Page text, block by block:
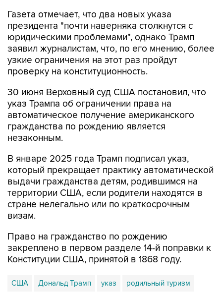
Газета отмечает, что два новых указа
президента "почти наверняка столкнутся с
юридическими проблемами", однако Трамп
заявил журналистам, что, по его мнению, более
узкие ограничения на этот раз пройдут
проверку на конституционность.
30 июня Верховный суд США постановил, что
указ Трампа об ограничении права на
автоматическое получение американского
гражданства по рождению является
незаконным.
В январе 2025 года Трамп подписал указ,
который прекращает практику автоматической
выдачи гражданства детям, родившимся на
территории США, если родители находятся в
стране нелегально или по краткосрочным
визам.
Право на гражданство по рождению
закреплено в первом разделе 14-й поправки к
Конституции США, принятой в 1868 году.
США Дональд Трамп указ родильный туризм